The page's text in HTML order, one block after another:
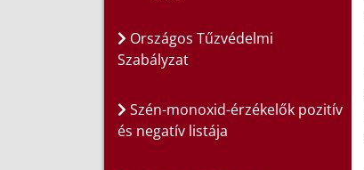
Országos Tűzvédelmi
Szabályzat
Szén-monoxid-érzékelők pozitív
és negatív listája